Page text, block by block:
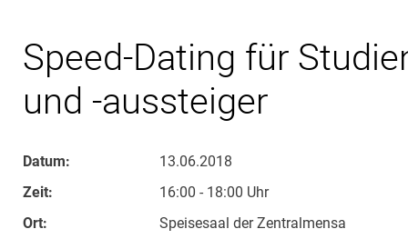
Speed-Da­­ting für
und -aus­­stei­­ger
Datum:
13.06.2018
Zeit:
16:00 - 18:00 Uhr
Ort:
Speisesaal der Zentralmensa